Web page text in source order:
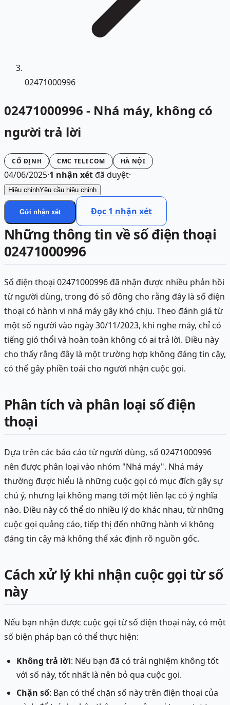
02471000996
02471000996 - Nhá máy, không có
người trả lời
CỐ ĐỊNH CMC TELECOM HÀ NỘI
04/06/2025·1 nhận xétđã duyệt·
Hiệu chỉnhYêu cầu hiệu chỉnh
Gửi nhận xét Đọc 1 nhận xét
Những thông tin về số điện thoại
02471000996
Số điện thoại 02471000996 đã nhận được nhiều phản hồi
từ người dùng, trong đó số đông cho rằng đây là số điện
thoại có hành vi nhá máy gây khó chịu. Theo đánh giá từ
một số người vào ngày 30/11/2023, khi nghe máy, chỉ có
tiếng gió thổi và hoàn toàn không có ai trả lời. Điều này
cho thấy rằng đây là một trường hợp không đáng tin cậy,
có thể gây phiền toái cho người nhận cuộc gọi.
Phân tích và phân loại số điện
thoại
Dựa trên các báo cáo từ người dùng, số 02471000996
nên được phân loại vào nhóm "Nhá máy". Nhá máy
thường được hiểu là những cuộc gọi có mục đích gây sự
chú ý, nhưng lại không mang tới một liên lạc có ý nghĩa
nào. Điều này có thể do nhiều lý do khác nhau, từ những
cuộc gọi quảng cáo, tiếp thị đến những hành vi không
đáng tin cậy mà không thể xác định rõ nguồn gốc.
Cách xử lý khi nhận cuộc gọi từ số
này
Nếu bạn nhận được cuộc gọi từ số điện thoại này, có một
số biện pháp bạn có thể thực hiện:
Không trả lời: Nếu bạn đã có trải nghiệm không tốt
với số này, tốt nhất là nên bỏ qua cuộc gọi.
Chặn số: Bạn có thể chặn số này trên điện thoại của